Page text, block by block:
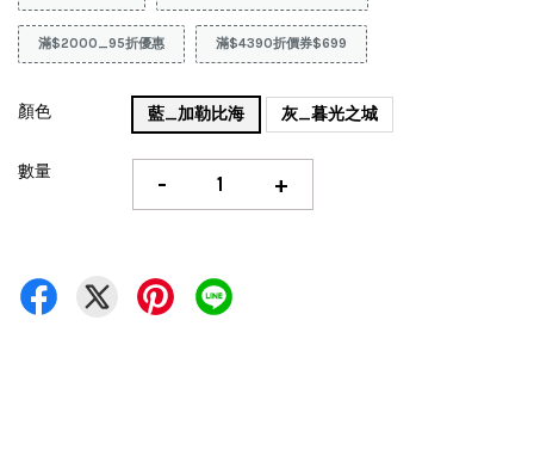
滿$2000_95折優惠 滿$4390折價券$699
顏色 藍_加勒比海 灰_暮光之城
數量 - +